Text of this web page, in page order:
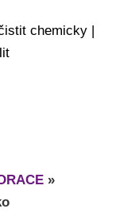
chemicky |
»